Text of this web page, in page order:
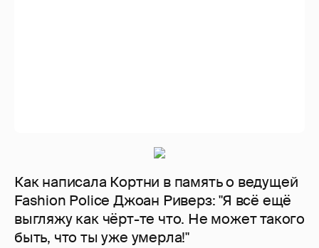
Как написала Кортни в память о ведущей
Fashion Police Джоан Риверз: "Я всё ещё
выгляжу как чёрт-те что. Не может такого
быть, что ты уже умерла!"